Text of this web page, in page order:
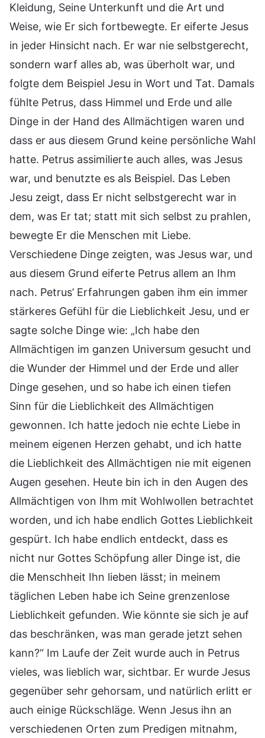
Kleidung, Seine Unterkunft und die Art und
Weise, wie Er sich fortbewegte. Er eiferte Jesus
in jeder Hinsicht nach. Er war nie selbstgerecht,
sondern warf alles ab, was überholt war, und
folgte dem Beispiel Jesu in Wort und Tat. Damals
fühlte Petrus, dass Himmel und Erde und alle
Dinge in der Hand des Allmächtigen waren und
dass er aus diesem Grund keine persönliche Wahl
hatte. Petrus assimilierte auch alles, was Jesus
war, und benutzte es als Beispiel. Das Leben
Jesu zeigt, dass Er nicht selbstgerecht war in
dem, was Er tat; statt mit sich selbst zu prahlen,
bewegte Er die Menschen mit Liebe.
Verschiedene Dinge zeigten, was Jesus war, und
aus diesem Grund eiferte Petrus allem an Ihm
nach. Petrus’ Erfahrungen gaben ihm ein immer
stärkeres Gefühl für die Lieblichkeit Jesu, und er
sagte solche Dinge wie: „Ich habe den
Allmächtigen im ganzen Universum gesucht und
die Wunder der Himmel und der Erde und aller
Dinge gesehen, und so habe ich einen tiefen
Sinn für die Lieblichkeit des Allmächtigen
gewonnen. Ich hatte jedoch nie echte Liebe in
meinem eigenen Herzen gehabt, und ich hatte
die Lieblichkeit des Allmächtigen nie mit eigenen
Augen gesehen. Heute bin ich in den Augen des
Allmächtigen von Ihm mit Wohlwollen betrachtet
worden, und ich habe endlich Gottes Lieblichkeit
gespürt. Ich habe endlich entdeckt, dass es
nicht nur Gottes Schöpfung aller Dinge ist, die
die Menschheit Ihn lieben lässt; in meinem
täglichen Leben habe ich Seine grenzenlose
Lieblichkeit gefunden. Wie könnte sie sich je auf
das beschränken, was man gerade jetzt sehen
kann?“ Im Laufe der Zeit wurde auch in Petrus
vieles, was lieblich war, sichtbar. Er wurde Jesus
gegenüber sehr gehorsam, und natürlich erlitt er
auch einige Rückschläge. Wenn Jesus ihn an
verschiedenen Orten zum Predigen mitnahm,